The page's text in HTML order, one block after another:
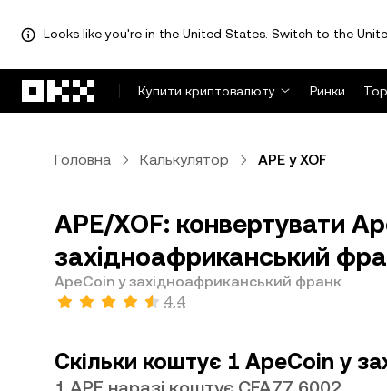
Looks like you're in the United States. Switch to the
Купити криптовалюту
Ринки
Головна Калькулятор APE у XOF
APE/XOF: конвертувати
західноафриканський
ApeCoin у західноафриканський франк
4,4
Скільки коштує 1 ApeCoin у